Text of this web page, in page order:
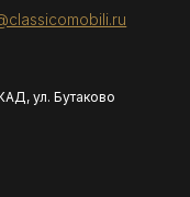
ул. Бутаково